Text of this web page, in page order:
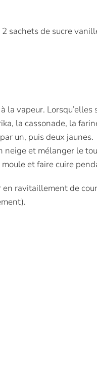
sachets de sucre
la vapeur.
la cassonade, la
un, puis deux jaunes.
neige et mélanger le
et faire cuire
en ravitaillement de